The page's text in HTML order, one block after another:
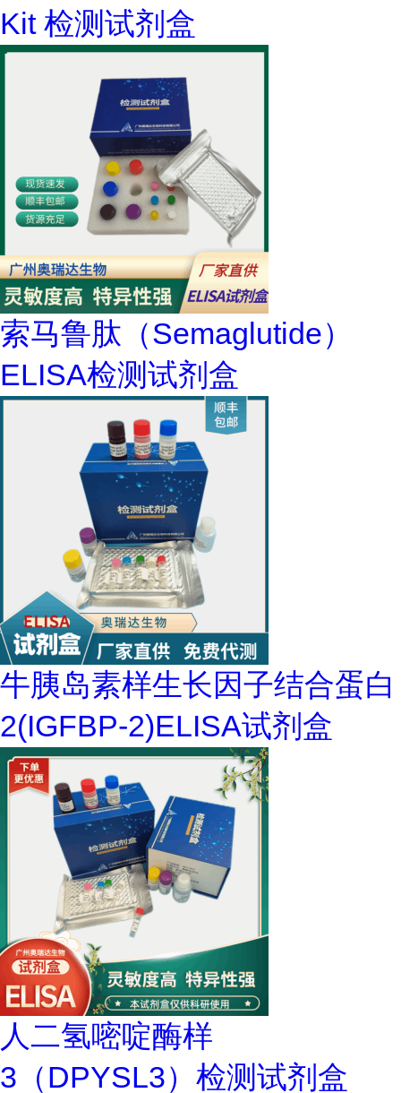
Kit 检测试剂盒
索马鲁肽（Semaglutide）
ELISA检测试剂盒
牛胰岛素样生长因子结合蛋白
2(IGFBP-2)ELISA试剂盒
人二氢嘧啶酶样
3（DPYSL3）检测试剂盒